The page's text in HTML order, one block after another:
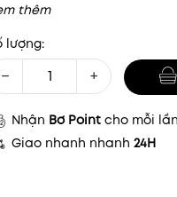
thêm
lượng:
− +
Nhận Bơ Point cho mỗi
Giao nhanh nhanh 24H